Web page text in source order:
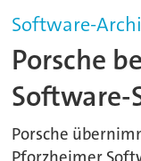
Software-
Porsche
Software-
Porsche